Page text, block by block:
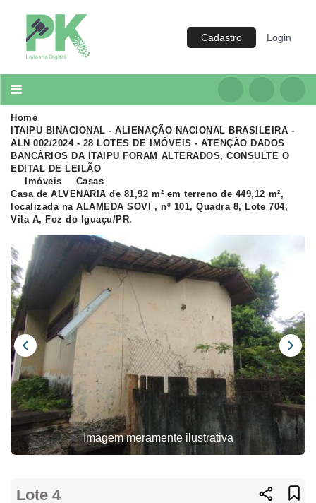
Cadastro Login
Categoria
Imóveis
Acessórios para Veículos
Máquinas
Home
ITAIPU BINACIONAL - ALIENAÇÃO NACIONAL BRASILEIRA -
ALN 002/2024 - 28 LOTES DE IMÓVEIS - ATENÇÃO DADOS
BANCÁRIOS DA ITAIPU FORAM ALTERADOS, CONSULTE O
EDITAL DE LEILÃO
Imóveis
Casas
Casa de ALVENARIA de 81,92 m² em terreno de 449,12 m²,
localizada na ALAMEDA SOVI , nº 101, Quadra 8, Lote 704,
Vila A, Foz do Iguaçu/PR.
Imagem meramente ilustrativa
Lote 4